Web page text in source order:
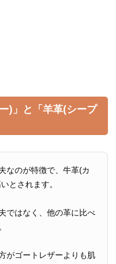
)」と「羊革(シープ
なのが特徴で、牛革(カ
とされます。
ではなく、他の革に比べ
がゴートレザーよりも肌